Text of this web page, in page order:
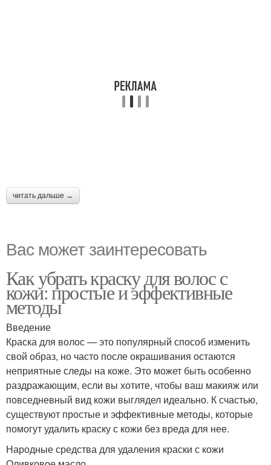
читать дальше →
Вас может заинтересовать
Как убрать краску для волос с
кожи: простые и эффективные
методы
Введение
Краска для волос — это популярный способ изменить
свой образ, но часто после окрашивания остаются
неприятные следы на коже. Это может быть особенно
раздражающим, если вы хотите, чтобы ваш макияж или
повседневный вид кожи выглядел идеально. К счастью,
существуют простые и эффективные методы, которые
помогут удалить краску с кожи без вреда для нее.
Народные средства для удаления краски с кожи